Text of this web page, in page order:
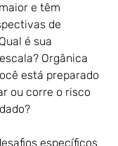
e têm
de
é sua
Orgânica
está preparado
ou corre o risco
específicos